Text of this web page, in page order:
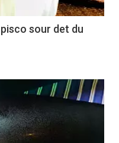
sour det du